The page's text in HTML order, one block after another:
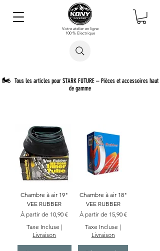
Votre atelier en ligne
100 % Electrique
🏍️ Tous les articles pour STARK FUTURE – Pièces et accessoires haut
de gamme
Chambre à air 19"
VEE RUBBER
À partir de 10,90 €
Prix promotionnel
Taxe Incluse |
Livraison
Chambre à air 18"
VEE RUBBER
À partir de 15,90 €
Prix promotionnel
Taxe Incluse |
Livraison